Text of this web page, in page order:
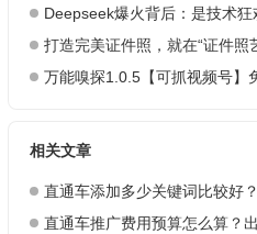
Deepseek爆火背后：是技术狂欢
打造完美证件照，就在“证件照
万能嗅探1.0.5【可抓视频号】免安装
相关文章
直通车添加多少关键词比较好
直通车推广费用预算怎么算？